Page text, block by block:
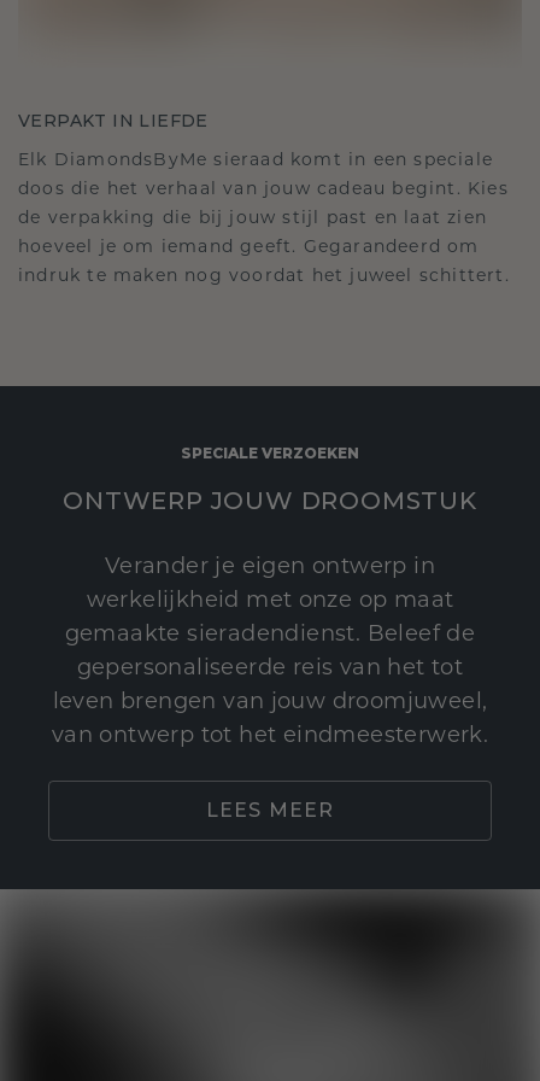
VERPAKT IN LIEFDE
Elk DiamondsByMe sieraad komt in een speciale
doos die het verhaal van jouw cadeau begint. Kies
de verpakking die bij jouw stijl past en laat zien
hoeveel je om iemand geeft. Gegarandeerd om
indruk te maken nog voordat het juweel schittert.
SPECIALE VERZOEKEN
ONTWERP JOUW DROOMSTUK
Verander je eigen ontwerp in
werkelijkheid met onze op maat
gemaakte sieradendienst. Beleef de
gepersonaliseerde reis van het tot
leven brengen van jouw droomjuweel,
van ontwerp tot het eindmeesterwerk.
LEES MEER